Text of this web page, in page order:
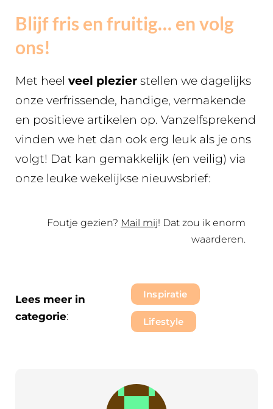
Blijf fris en fruitig… en volg
ons!
Met heel veel plezier stellen we dagelijks
onze verfrissende, handige, vermakende
en positieve artikelen op. Vanzelfsprekend
vinden we het dan ook erg leuk als je ons
volgt! Dat kan gemakkelijk (en veilig) via
onze leuke wekelijkse nieuwsbrief:
Foutje gezien? Mail mij! Dat zou ik enorm
waarderen.
Lees meer in
categorie:
Inspiratie
Lifestyle